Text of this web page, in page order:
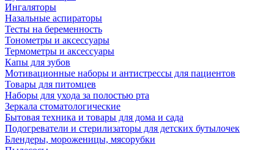
Ингаляторы
Назальные аспираторы
Тесты на беременность
Тонометры и аксессуары
Термометры и аксессуары
Капы для зубов
Мотивационные наборы и антистрессы для пациентов
Товары для питомцев
Наборы для ухода за полостью рта
Зеркала стоматологические
Бытовая техника и товары для дома и сада
Подогреватели и стерилизаторы для детских бутылочек
Блендеры, мороженицы, мясорубки